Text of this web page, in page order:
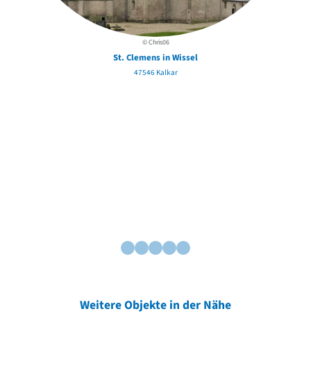
© Chris06
St. Clemens in Wissel
47546 Kalkar
Weitere Objekte in der Nähe